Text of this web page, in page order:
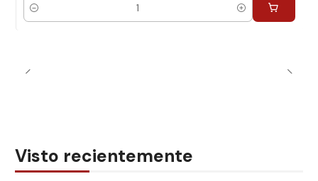
Cantidad
Visto recientemente